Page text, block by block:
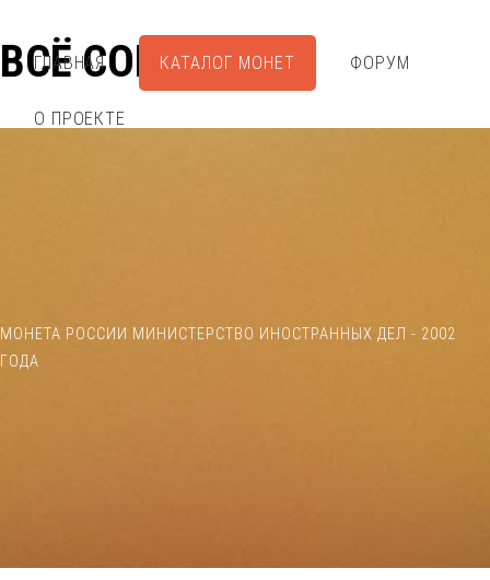
ВСЁ СОБРАЛ
ГЛАВНАЯ КАТАЛОГ МОНЕТ ФОРУМ
О ПРОЕКТЕ
МОНЕТА РОССИИ МИНИСТЕРСТВО ИНОСТРАННЫХ ДЕЛ - 2002
ГОДА